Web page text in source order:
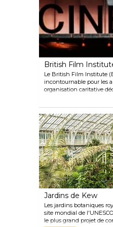
British Film
Le British Film Institute
incontournable pour les
organisation caritative
télévision diffuse des
derniers plus grands
spectaculaire salle IMAX
aux incontournables de
petites et plus intimes.
situé à Southbank,
vue sur le bord de la
compagnie créative
théâtre locaux. Le bar-
BFI est idéal pour les
discuter du dernier film
Jardins de Kew
Les jardins botaniques
site mondial de
le plus grand projet de